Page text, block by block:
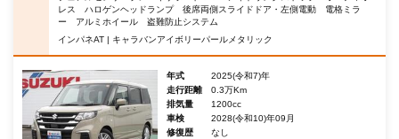
レス ハロゲンヘッドランプ 後席両側スライドドア・左側電動 電格ミラ
ー アルミホイール 盗難防止システム
インパネAT | キャラバンアイボリーパールメタリック
年式
2025(令和7)年
走行距離
0.3万Km
排気量
1200cc
車検
2028(令和10)年09月
修復歴
なし